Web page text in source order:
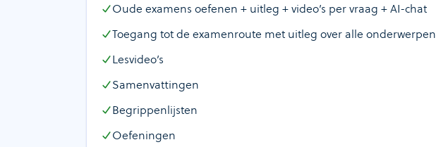
Oude examens oefenen + uitleg + video’s per vraag + AI-chat
Toegang tot de examenroute met uitleg over alle onderwerpen
Lesvideo’s
Samenvattingen
Begrippenlijsten
Oefeningen